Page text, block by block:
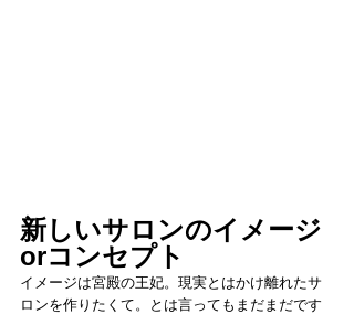
新しいサロンのイメージ
orコンセプト
イメージは宮殿の王妃。現実とはかけ離れたサ
ロンを作りたくて。とは言ってもまだまだです